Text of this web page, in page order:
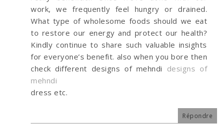
work, we frequently feel hungry or drained.
What type of wholesome foods should we eat
to restore our energy and protect our health?
Kindly continue to share such valuable insights
for everyone’s benefit. also when you bore then
check different designs of mehndi designs of
mehndi
dress etc.
Répondre